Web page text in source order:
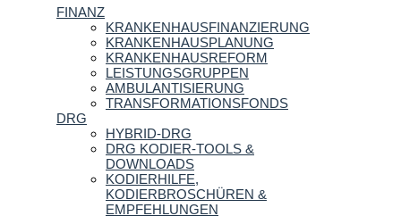
FINANZ
KRANKENHAUSFINANZIERUNG
KRANKENHAUSPLANUNG
KRANKENHAUSREFORM
LEISTUNGSGRUPPEN
AMBULANTISIERUNG
TRANSFORMATIONSFONDS
DRG
HYBRID-DRG
DRG KODIER-TOOLS &
DOWNLOADS
KODIERHILFE,
KODIERBROSCHÜREN &
EMPFEHLUNGEN